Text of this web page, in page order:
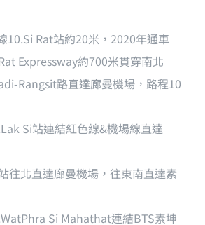
10.Si Rat站約20米，2020年通車
Expressway約700米貫穿南北
Rangsit路直達廊曼機場，路程10
Si站連結紅色線&機場線直達
往北直達廊曼機場，往東南直達素
Si Mahathat連結BTS素坤